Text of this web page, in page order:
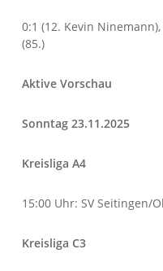
0:1 (12. Kevin Ninemann),
(85.)
Aktive Vorschau
Sonntag 23.11.2025
Kreisliga A4
15:00 Uhr: SV Seitingen/
Kreisliga C3